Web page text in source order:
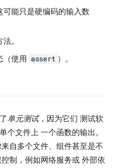
可能只是硬编码的输入数
。
（使用 assert ）。
单元测试，因为它们 测试软
个文件上 一个函数的输出。
自多个文件、组件甚至是不
制，例如网络服务或 外部依